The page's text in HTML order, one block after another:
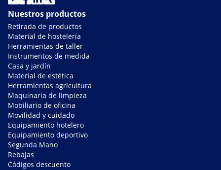
Nuestros productos
Retirada de productos
Material de hostelería
Herramientas de taller
Instrumentos de medida
Casa y jardín
Material de estética
Herramientas agricultura
Maquinaria de limpieza
Mobiliario de oficina
Movilidad y cuidado
Equipamiento hotelero
Equipamiento deportivo
Segunda Mano
Rebajas
Códigos descuento